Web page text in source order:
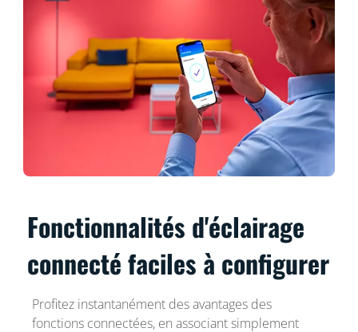
Fonctionnalités d'éclairage
connecté faciles à configurer
Profitez instantanément des avantages des
fonctions connectées, en associant simplement